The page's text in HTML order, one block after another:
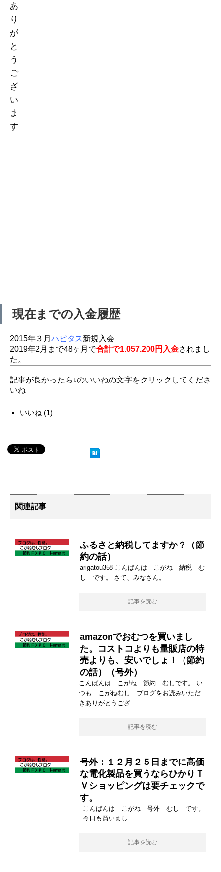
あ
り
が
と
う
ご
ざ
い
ま
す
現在までの入金履歴
2015年３月 ハピタス新規入会
2019年2月まで48ヶ月で合計で1.057.200円入金されまし
た。
記事が良かったら↓のいいねの文字をクリックしてくださ
いね
いいね (1)
関連記事
ふるさと納税してますか？（節
約の話）
arigatou358 こんばんは こがね 納税 む
し です。 さて、みなさん。
記事を読む
amazonでおむつを買いまし
た。コストコよりも量販店の特
売よりも、安いでしょ！（節約
の話）（号外）
こんばんは こがね 節約 むしです。 い
つも こがねむし ブログをお読みいただ
きありがとうござ
記事を読む
号外：１２月２５日までに高価
な電化製品を買うならひかりＴ
Ｖショッピングは要チェックで
す。
こんばんは こがね 号外 むし です。
今日も買いまし
記事を読む